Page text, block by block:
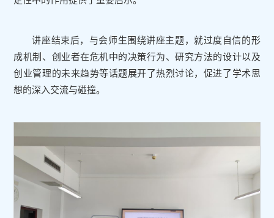
讲座结束后，与会师生围绕讲座主题，就过度自信的形
成机制、创业者在危机中的决策行为、研究方法的设计以及
创业管理的未来趋势等话题展开了热烈讨论，促进了学术思
想的深入交流与碰撞。